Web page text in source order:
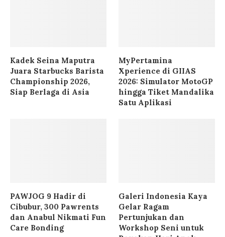
Kadek Seina Maputra
Juara Starbucks Barista
Championship 2026,
Siap Berlaga di Asia
MyPertamina
Xperience di GIIAS
2026: Simulator MotoGP
hingga Tiket Mandalika
Satu Aplikasi
PAWJOG 9 Hadir di
Cibubur, 300 Pawrents
dan Anabul Nikmati Fun
Care Bonding
Galeri Indonesia Kaya
Gelar Ragam
Pertunjukan dan
Workshop Seni untuk